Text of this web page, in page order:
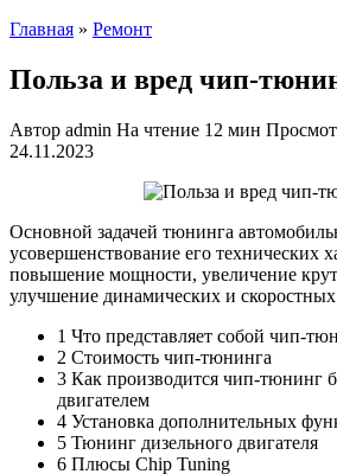
Главная » Ремонт
Польза и вред чип-
Автор admin На чтение 12 мин
24.11.2023
Основной задачей тюнинга
усовершенствование его технических
повышение мощности, увеличение
улучшение динамических и скоростных
1 Что представляет собой чип-
2 Стоимость чип-тюнинга
3 Как производится чип-тюнинг
двигателем
4 Установка дополнительных
5 Тюнинг дизельного двигателя
6 Плюсы Chip Tuning